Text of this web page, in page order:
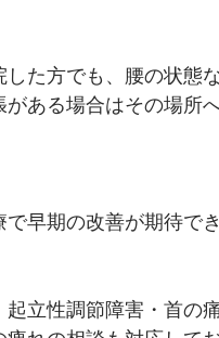
た方でも、腰の状態
ある場合はその場所
早期の改善が期待でき
立性調節障害・首の